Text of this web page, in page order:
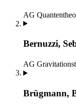
AG
Bernuzzi,
AG
Brügmann,